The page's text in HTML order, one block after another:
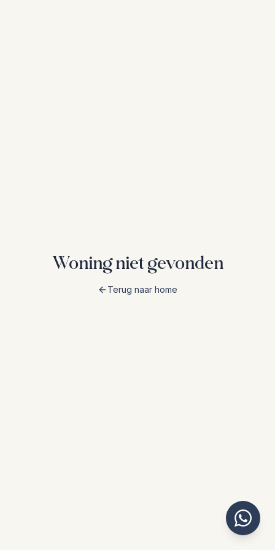
Woning niet gevonden
Terug naar home